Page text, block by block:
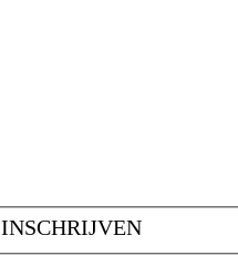
INSCHRIJVEN